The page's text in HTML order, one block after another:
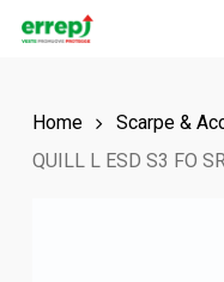
Skip
contentHome Scarpe &
QUILL L ESD S3 FO